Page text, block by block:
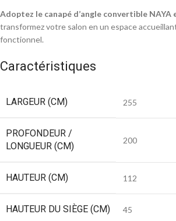
Adoptez le canapé d’angle convertible NAYA
transformez votre salon en un espace
fonctionnel.
Caractéristiques
LARGEUR (CM) 255
PROFONDEUR /
LONGUEUR (CM)
200
HAUTEUR (CM) 112
HAUTEUR DU SIÈGE (CM) 45